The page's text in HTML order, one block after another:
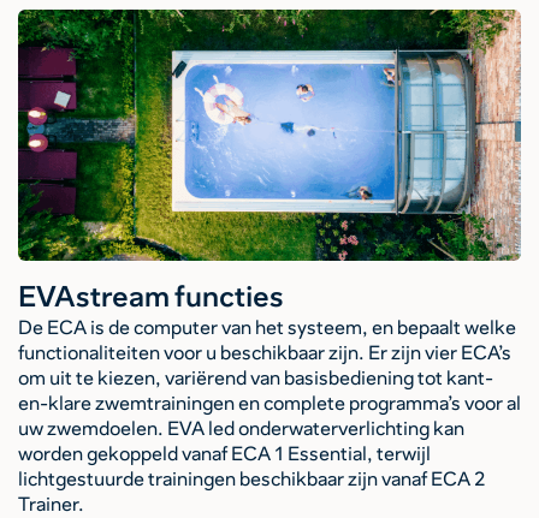
EVAstream functies
De ECA is de computer van het systeem, en bepaalt welke
functionaliteiten voor u beschikbaar zijn. Er zijn vier ECA’s
om uit te kiezen, variërend van basisbediening tot kant-
en-klare zwemtrainingen en complete programma’s voor al
uw zwemdoelen. EVA led onderwaterverlichting kan
worden gekoppeld vanaf ECA 1 Essential, terwijl
lichtgestuurde trainingen beschikbaar zijn vanaf ECA 2
Trainer.